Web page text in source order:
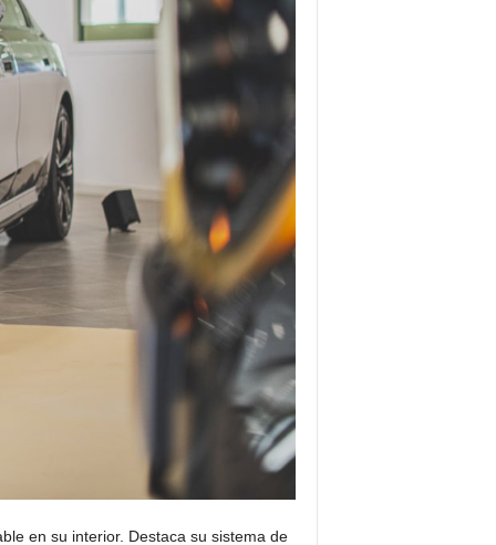
en su interior. Destaca su sistema de